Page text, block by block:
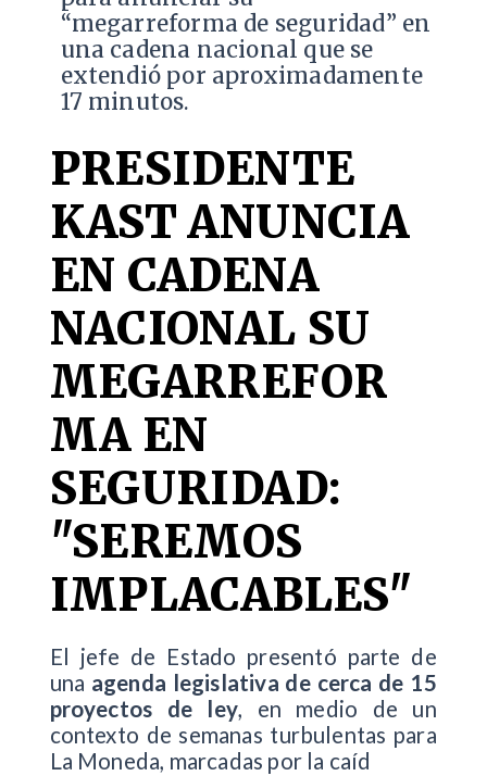
“megarreforma de seguridad” en
una cadena nacional que se
extendió por aproximadamente
17 minutos.
PRESIDENTE
KAST ANUNCIA
EN CADENA
NACIONAL SU
MEGARREFOR
MA EN
SEGURIDAD:
"SEREMOS
IMPLACABLES"
El jefe de Estado presentó parte de
una agenda legislativa de cerca de 15
proyectos de ley, en medio de un
contexto de semanas turbulentas para
La Moneda, marcadas por la caíd